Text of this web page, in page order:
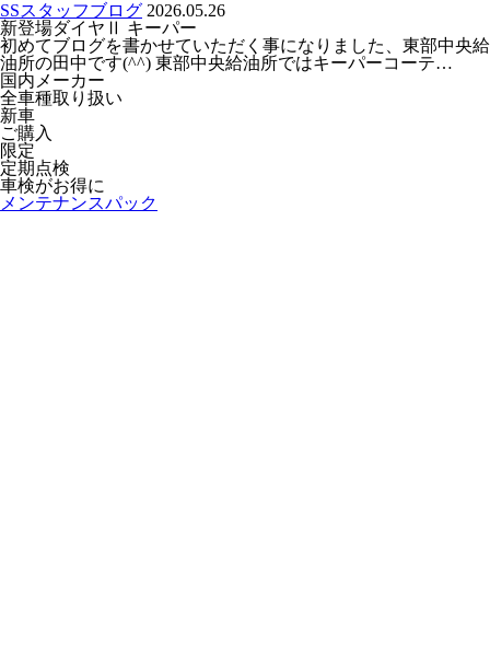
SSスタッフブログ 2026.05.26
新登場ダイヤⅡ キーパー
初めてブログを書かせていただく事になりました、東部中央給
油所の田中です(^^) 東部中央給油所ではキーパーコーテ…
国内メーカー
全車種取り扱い
新車
ご購入
限定
定期点検
車検がお得に
メンテナンスパック